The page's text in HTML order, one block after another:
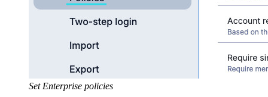
Set Enterprise policies